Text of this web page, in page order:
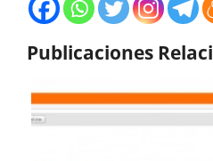
Publicaciones